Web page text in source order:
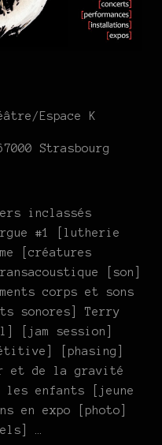
Espace K
Strasbourg
inclassés
#1 [lutherie
[créatures
[son]
corps et sons
sonores] Terry
[jam session]
[phasing]
et de la gravité
les enfants [jeune
en expo [photo]
…